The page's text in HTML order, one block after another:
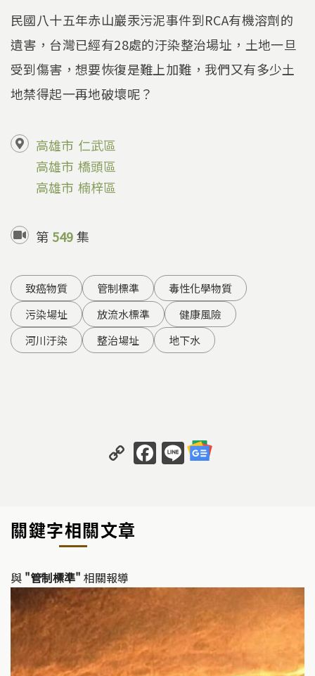
民國八十五年赤山巖汞污泥事件到RCA有機溶劑的
遺害，台灣已經有28處的汙染整治場址，土地一旦
受到傷害，想要恢復是難上加難，我們又有多少土
地禁得起一再地破壞呢？
高雄市 仁武區
高雄市 橋頭區
高雄市 楠梓區
第 549集
致癌物質 管制標準
毒性化學物質
污染場址
放流水標準
健康風險
河川汙染
整治場址 地下水
C
o
y
Li
k
F
a
o
k
Li
n
關鍵字相關文章
與 "管制標準" 相關報導